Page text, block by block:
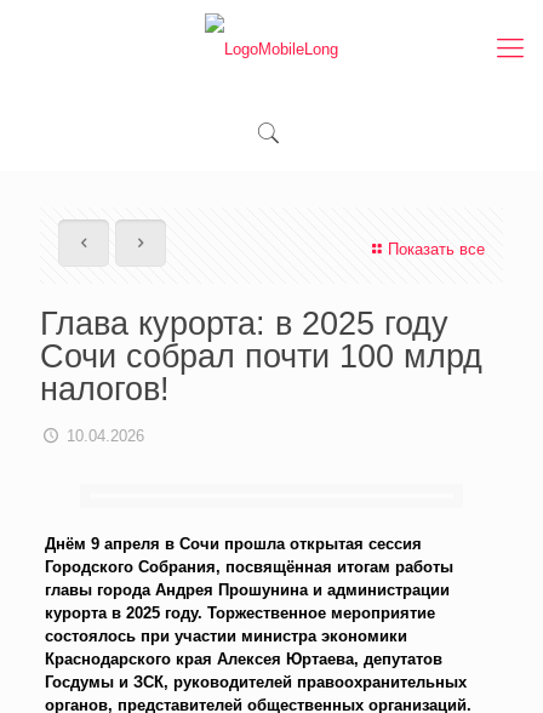
Показать все
Глава курорта: в 2025 году
Сочи собрал почти 100 млрд
налогов!
10.04.2026
Днём 9 апреля в Сочи прошла открытая сессия
Городского Собрания, посвящённая итогам работы
главы города Андрея Прошунина и администрации
курорта в 2025 году. Торжественное мероприятие
состоялось при участии министра экономики
Краснодарского края Алексея Юртаева, депутатов
Госдумы и ЗСК, руководителей правоохранительных
органов, представителей общественных организаций.